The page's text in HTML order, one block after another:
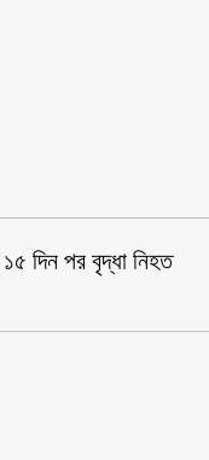
দিন পর বৃদ্ধা নিহত